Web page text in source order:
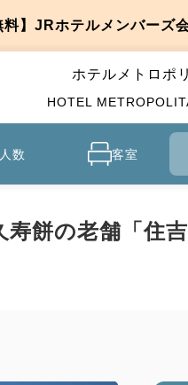
料】JRホテルメンバーズ
ホテルメトロポ
HOTEL
数 客室
寿餅の老舗「住